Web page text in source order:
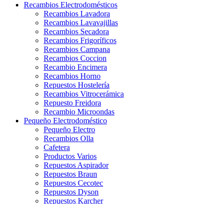
Recambios Electrodomésticos
Recambios Lavadora
Recambios Lavavajillas
Recambios Secadora
Recambios Frigoríficos
Recambios Campana
Recambios Coccion
Recambio Encimera
Recambios Horno
Repuestos Hostelería
Recambios Vitrocerámica
Repuesto Freidora
Recambio Microondas
Pequeño Electrodoméstico
Pequeño Electro
Recambios Olla
Cafetera
Productos Varios
Repuestos Aspirador
Repuestos Braun
Repuestos Cecotec
Repuestos Dyson
Repuestos Karcher